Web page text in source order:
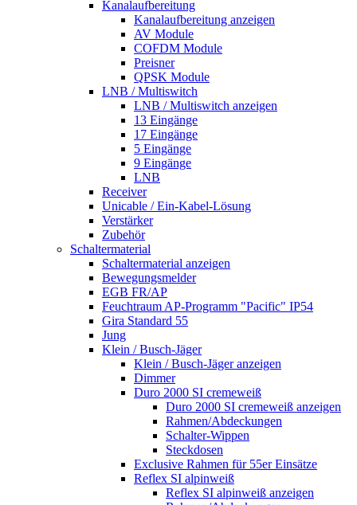
Kanalaufbereitung
Kanalaufbereitung anzeigen
AV Module
COFDM Module
Preisner
QPSK Module
LNB / Multiswitch
LNB / Multiswitch anzeigen
13 Eingänge
17 Eingänge
5 Eingänge
9 Eingänge
LNB
Receiver
Unicable / Ein-Kabel-Lösung
Verstärker
Zubehör
Schaltermaterial
Schaltermaterial anzeigen
Bewegungsmelder
EGB FR/AP
Feuchtraum AP-Programm "Pacific" IP54
Gira Standard 55
Jung
Klein / Busch-Jäger
Klein / Busch-Jäger anzeigen
Dimmer
Duro 2000 SI cremeweiß
Duro 2000 SI cremeweiß anzeigen
Rahmen/Abdeckungen
Schalter-Wippen
Steckdosen
Exclusive Rahmen für 55er Einsätze
Reflex SI alpinweiß
Reflex SI alpinweiß anzeigen